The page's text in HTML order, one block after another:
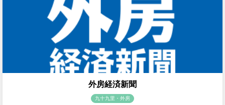
外房経済新聞
九十九里・外房